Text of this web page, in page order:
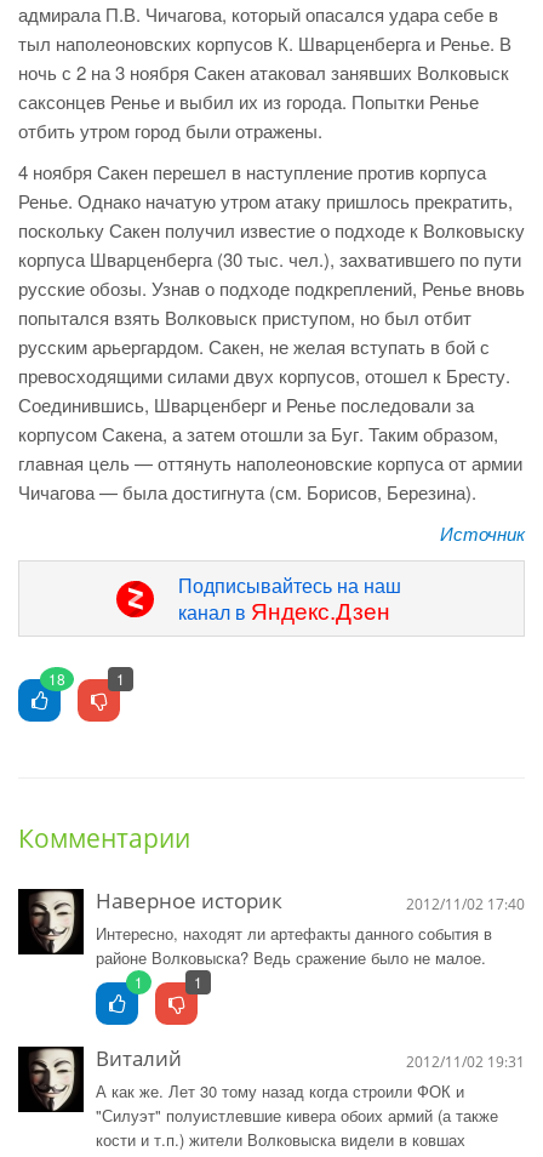
адмирала П.В. Чичагова, который опасался удара себе в
тыл наполеоновских корпусов К. Шварценберга и Ренье. В
ночь с 2 на 3 ноября Сакен атаковал занявших Волковыск
саксонцев Ренье и выбил их из города. Попытки Ренье
отбить утром город были отражены.
4 ноября Сакен перешел в наступление против корпуса
Ренье. Однако начатую утром атаку пришлось прекратить,
поскольку Сакен получил известие о подходе к Волковыску
корпуса Шварценберга (30 тыс. чел.), захватившего по пути
русские обозы. Узнав о подходе подкреплений, Ренье вновь
попытался взять Волковыск приступом, но был отбит
русским арьергардом. Сакен, не желая вступать в бой с
превосходящими силами двух корпусов, отошел к Бресту.
Соединившись, Шварценберг и Ренье последовали за
корпусом Сакена, а затем отошли за Буг. Таким образом,
главная цель — оттянуть наполеоновские корпуса от армии
Чичагова — была достигнута (см. Борисов, Березина).
Источник
Подписывайтесь на наш
канал в Яндекс.Дзен
18 1
Комментарии
Наверное историк 2012/11/02 17:40
Интересно, находят ли артефакты данного события в
районе Волковыска? Ведь сражение было не малое.
1 1
Виталий 2012/11/02 19:31
А как же. Лет 30 тому назад когда строили ФОК и
"Силуэт" полуистлевшие кивера обоих армий (а также
кости и т.п.) жители Волковыска видели в ковшах